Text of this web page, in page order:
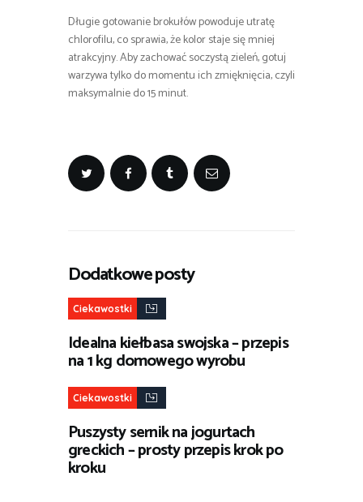
Długie gotowanie brokułów powoduje utratę
chlorofilu, co sprawia, że kolor staje się mniej
atrakcyjny. Aby zachować soczystą zieleń, gotuj
warzywa tylko do momentu ich zmięknięcia, czyli
maksymalnie do 15 minut.
Dodatkowe posty
Ciekawostki
Idealna kiełbasa swojska – przepis
na 1 kg domowego wyrobu
Ciekawostki
Puszysty sernik na jogurtach
greckich – prosty przepis krok po
kroku